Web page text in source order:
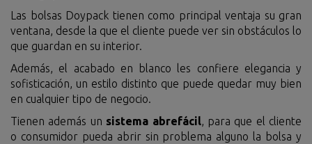
Las bolsas Doypack tienen como principal ventaja su gran
ventana, desde la que el cliente puede ver sin obstáculos lo
que guardan en su interior.
Además, el acabado en blanco les confiere elegancia y
sofisticación, un estilo distinto que puede quedar muy bien
en cualquier tipo de negocio.
Tienen además un sistema abrefácil, para que el cliente
o consumidor pueda abrir sin problema alguno la bolsa y